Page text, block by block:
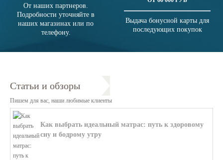
От наших партнеров.
Подробности уточняйте в
наших магазинах или по
телефону.
Выдача бонусной карты для
последующих покупок
Статьи и обзоры
Пишем для вас, наши любимые клиенты
Как выбрать идеальный матрас: путь к здоровому
сну и бодрому утру